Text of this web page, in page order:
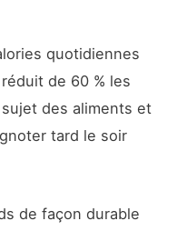
quotidiennes
de 60 % les
des aliments et
tard le soir
de façon durable